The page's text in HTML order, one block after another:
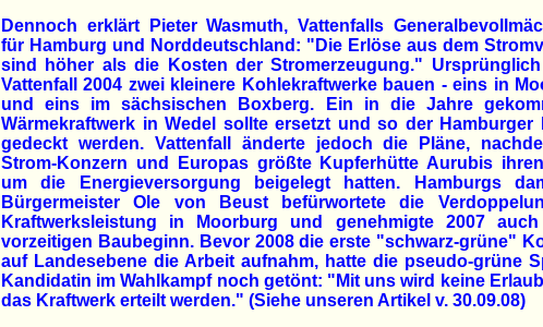
Dennoch erklärt Pieter Wasmuth, Vattenfalls
für Hamburg und Norddeutschland: "Die Erlöse aus dem
sind höher als die Kosten der Stromerzeugung."
Vattenfall 2004 zwei kleinere Kohlekraftwerke bauen - eins in
und eins im sächsischen Boxberg. Ein in die Jahre
Wärmekraftwerk in Wedel sollte ersetzt und so der Hamburger
gedeckt werden. Vattenfall änderte jedoch die Pläne,
Strom-Konzern und Europas größte Kupferhütte Aurubis
um die Energieversorgung beigelegt hatten. Hamburgs
Bürgermeister Ole von Beust befürwortete die
Kraftwerksleistung in Moorburg und genehmigte 2007
vorzeitigen Baubeginn. Bevor 2008 die erste "schwarz-grüne"
auf Landesebene die Arbeit aufnahm, hatte die pseudo-grüne
Kandidatin im Wahlkampf noch getönt: "Mit uns wird keine
das Kraftwerk erteilt werden." (Siehe unseren Artikel v. 30.09.08)